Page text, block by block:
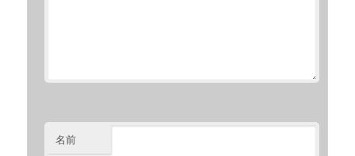
名前